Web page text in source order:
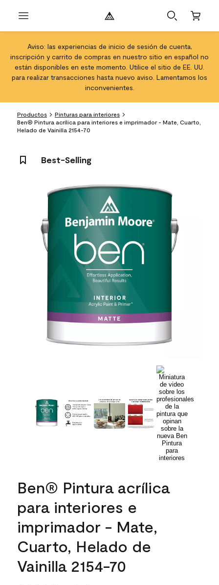
Aviso: las experiencias de inicio de sesión de cuenta,
inscripción y carrito de compras en nuestro sitio en español no
están disponibles en este momento. Utilice el sitio de EE. UU.
para realizar transacciones hasta nuevo aviso. Lamentamos los
inconvenientes.
Productos
Pinturas para interiores
Ben® Pintura acrílica para interiores e imprimador - Mate, Cuarto,
Helado de Vainilla 2154-70
Best-Selling
Ben® Pintura acrílica
para interiores e
imprimador - Mate,
Cuarto, Helado de
Vainilla 2154-70